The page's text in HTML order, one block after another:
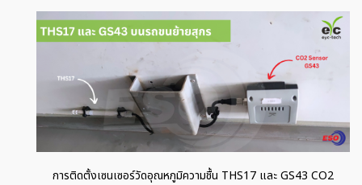
การติดตั้งเซนเซอร์วัดอุณหภูมิความชื้น THS17 และ GS43 CO2